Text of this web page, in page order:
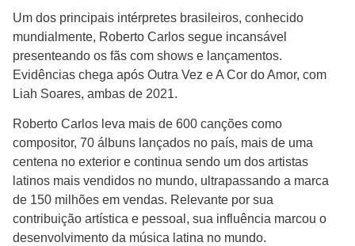
Um dos principais intérpretes brasileiros, conhecido
mundialmente, Roberto Carlos segue incansável
presenteando os fãs com shows e lançamentos.
Evidências chega após Outra Vez e A Cor do Amor, com
Liah Soares, ambas de 2021.
Roberto Carlos leva mais de 600 canções como
compositor, 70 álbuns lançados no país, mais de uma
centena no exterior e continua sendo um dos artistas
latinos mais vendidos no mundo, ultrapassando a marca
de 150 milhões em vendas. Relevante por sua
contribuição artística e pessoal, sua influência marcou o
desenvolvimento da música latina no mundo.